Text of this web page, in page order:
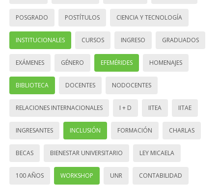
POSGRADO POSTÍTULOS CIENCIA Y TECNOLOGÍA
INSTITUCIONALES CURSOS INGRESO GRADUADOS
EXÁMENES GÉNERO EFEMÉRIDES HOMENAJES
BIBLIOTECA DOCENTES NODOCENTES
RELACIONES INTERNACIONALES I + D IITEA IITAE
INGRESANTES INCLUSIÓN FORMACIÓN CHARLAS
BECAS BIENESTAR UNIVERSITARIO LEY MICAELA
100 AÑOS WORKSHOP UNR CONTABILIDAD